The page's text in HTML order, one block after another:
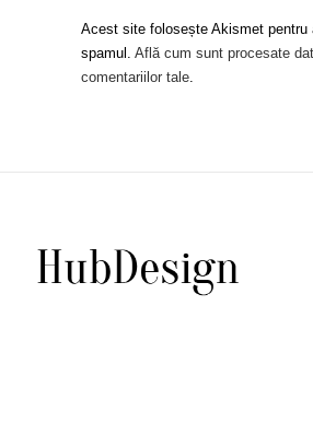
Acest site folosește Akismet pentru
spamul. Află cum sunt procesate
comentariilor tale.